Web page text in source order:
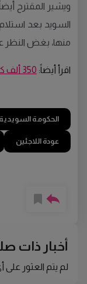
ويشير المقترح
السويد بعد
منها، بغض النظر
اقرأ أيضاً: 350 ألف كرون لكل عاطل.. إذا قرر مغادرة السويد
الحكومة السويدية
عودة اللاجئين
أخبار ذات
لم يتم العثور على